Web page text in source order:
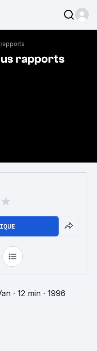
rapports
· 12 min · 1996